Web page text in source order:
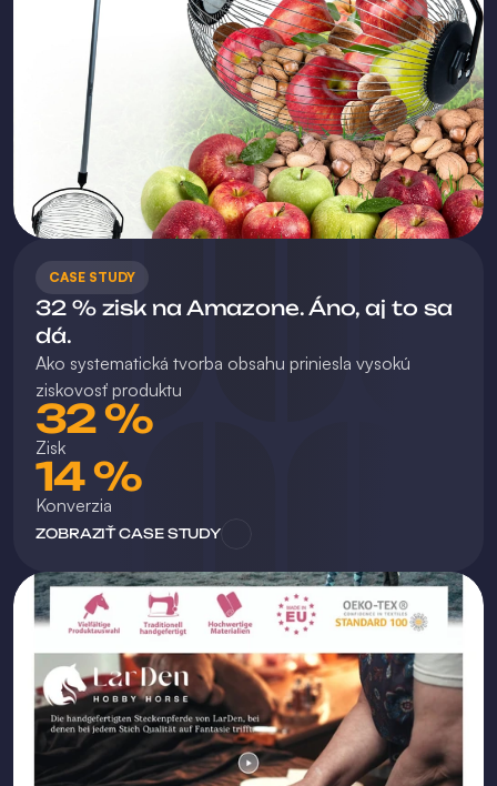
CASE STUDY
32 % zisk na Amazone. Áno, aj to sa
dá.
Ako systematická tvorba obsahu priniesla vysokú
ziskovosť produktu
32 %
Zisk
14 %
Konverzia
ZOBRAZIŤ CASE STUDY